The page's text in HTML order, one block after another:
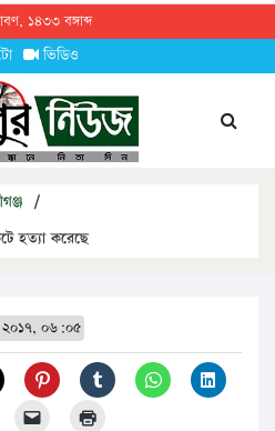
১৪৩৩ বঙ্গাব্দ
ভিডিও
/
হত্যা করেছে
২০১৭, ০৬:০৫